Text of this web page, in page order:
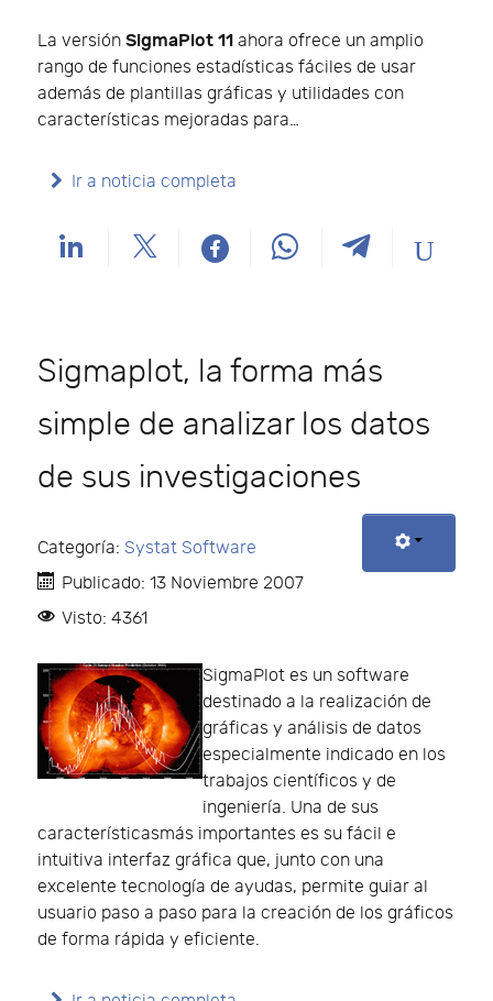
La versión SigmaPlot 11 ahora ofrece un amplio
rango de funciones estadísticas fáciles de usar
además de plantillas gráficas y utilidades con
características mejoradas para…
Ir a noticia completa
Sigmaplot, la forma más
simple de analizar los datos
de sus investigaciones
Categoría: Systat Software
Publicado: 13 Noviembre 2007
Visto: 4361
SigmaPlot es un software
destinado a la realización de
gráficas y análisis de datos
especialmente indicado en los
trabajos científicos y de
ingeniería. Una de sus
característicasmás importantes es su fácil e
intuitiva interfaz gráfica que, junto con una
excelente tecnología de ayudas, permite guiar al
usuario paso a paso para la creación de los gráficos
de forma rápida y eficiente.